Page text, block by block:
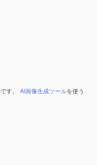
す。 AI画像生成ツールを使う